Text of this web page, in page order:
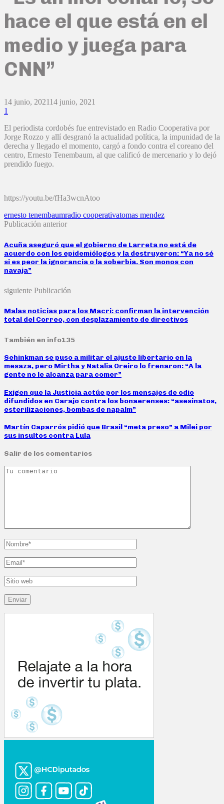
hace el que está en el
medio y juega para
CNN”
14 junio, 202114 junio, 2021
1
El periodista cordobés fue entrevistado en Radio Cooperativa por
Jorge Rozzo y allí desgranó la actualidad política, la impunidad de la
derecha y llegado el momento, cargó a fondo contra el coreano del
centro, Ernesto Tenembaum, al que calificó de mercenario y lo dejó
prendido fuego.
https://youtu.be/fHa3wcnAtoo
ernesto tenembaumradio cooperativatomas mendez
Publicación anterior
Acuña aseguró que el gobierno de Larreta no está de
acuerdo con los epidemiólogos y la destruyeron: “Ya no sé
si es peor la ignorancia o la soberbia. Son monos con
navaja”
siguiente Publicación
Malas noticias para los Macri: confirman la intervención
total del Correo, con desplazamiento de directivos
También en info135
Sehinkman se puso a militar el ajuste libertario en la
mesaza, pero Mirtha y Natalia Oreiro lo frenaron: “A la
gente no le alcanza para comer”
Exigen que la Justicia actúe por los mensajes de odio
difundidos en Carajo contra los bonaerenses: “asesinatos,
esterilizaciones, bombas de napalm”
Martín Caparrós pidió que Brasil “meta preso” a Milei por
sus insultos contra Lula
Salir de los comentarios